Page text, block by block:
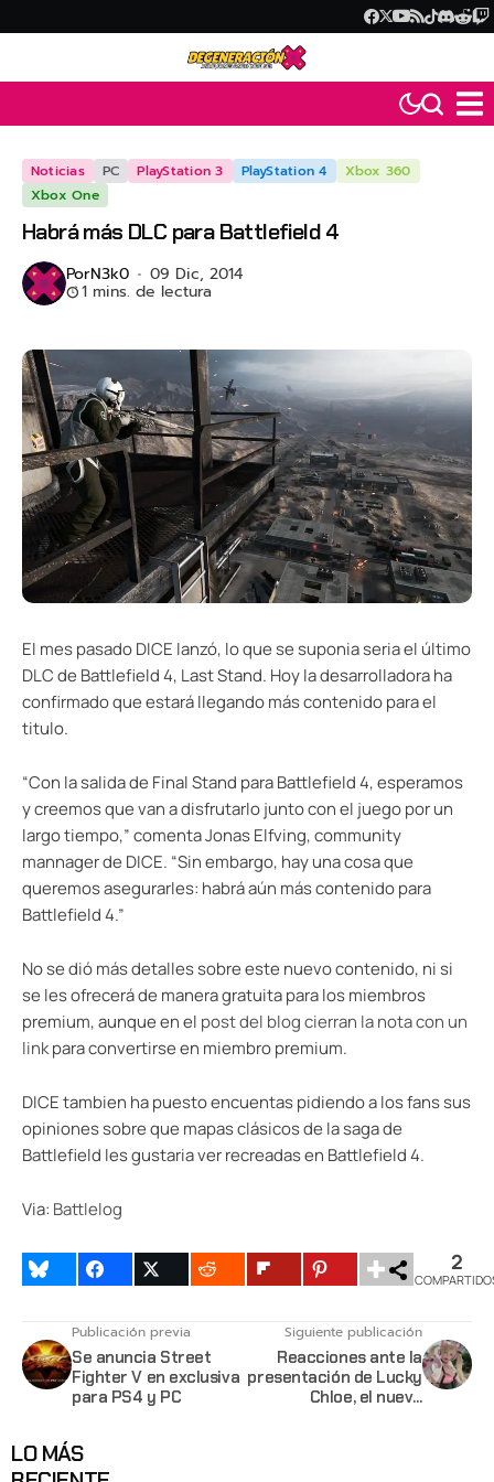
Noticias PC PlayStation 3 PlayStation 4
Xbox 360
Xbox One
Habrá más DLC para Battlefield 4
PorN3k0 09 Dic, 2014
1 mins. de lectura
El mes pasado DICE lanzó, lo que se suponia seria el último
DLC de Battlefield 4, Last Stand. Hoy la desarrolladora ha
confirmado que estará llegando más contenido para el
titulo.
“Con la salida de Final Stand para Battlefield 4, esperamos
y creemos que van a disfrutarlo junto con el juego por un
largo tiempo,” comenta Jonas Elfving, community
mannager de DICE. “Sin embargo, hay una cosa que
queremos asegurarles: habrá aún más contenido para
Battlefield 4.”
No se dió más detalles sobre este nuevo contenido, ni si
se les ofrecerá de manera gratuita para los miembros
premium, aunque en el post del blog cierran la nota con un
linkpara convertirse en miembro premium.
DICE tambien ha puesto encuentas pidiendo a los fans sus
opiniones sobre que mapas clásicos de la saga de
Battlefield les gustaria ver recreadas en Battlefield 4.
Via: Battlelog
2
Publicación previa
Se anuncia Street
Fighter V en exclusiva
para PS4 y PC
Siguiente publicación
Reacciones ante la
presentación de Lucky
Chloe, el nuevo
LO MÁS